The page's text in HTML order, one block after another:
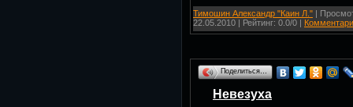
Тимошин Александр "Каин Л." |
22.05.2010 | Рейтинг: 0.0/0 |
Поделиться…
Невезуха